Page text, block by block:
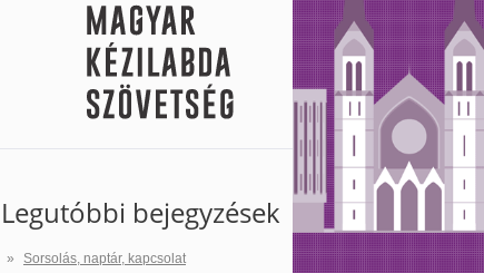
Legutóbbi bejegyzések
Sorsolás, naptár, kapcsolat